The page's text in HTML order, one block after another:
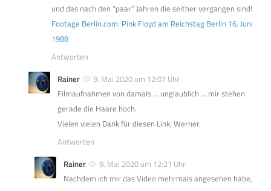
und das nach den “paar” Jahren die seither vergangen sind!
Footage Berlin.com: Pink Floyd am Reichstag Berlin 16. Juni
1988
Antworten
Rainer
9. Mai 2020 um 12:07 Uhr
Filmaufnahmen von damals … unglaublich … mir stehen
gerade die Haare hoch.
Vielen vielen Dank für diesen Link, Werner.
Antworten
Rainer
9. Mai 2020 um 12:21 Uhr
Nachdem ich mir das Video mehrmals angesehen habe,